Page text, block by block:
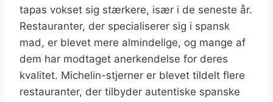
tapas vokset sig stærkere, især i de seneste år.
Restauranter, der specialiserer sig i spansk
mad, er blevet mere almindelige, og mange af
dem har modtaget anerkendelse for deres
kvalitet. Michelin-stjerner er blevet tildelt flere
restauranter, der tilbyder autentiske spanske